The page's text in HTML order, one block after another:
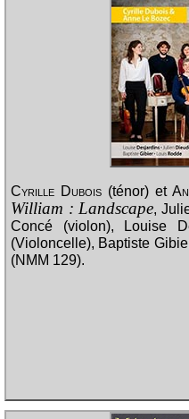
Cyrille Dubois (ténor) et
William : Landscape,
Concé (violon), Louise
(Violoncelle), Baptiste
(NMM 129).